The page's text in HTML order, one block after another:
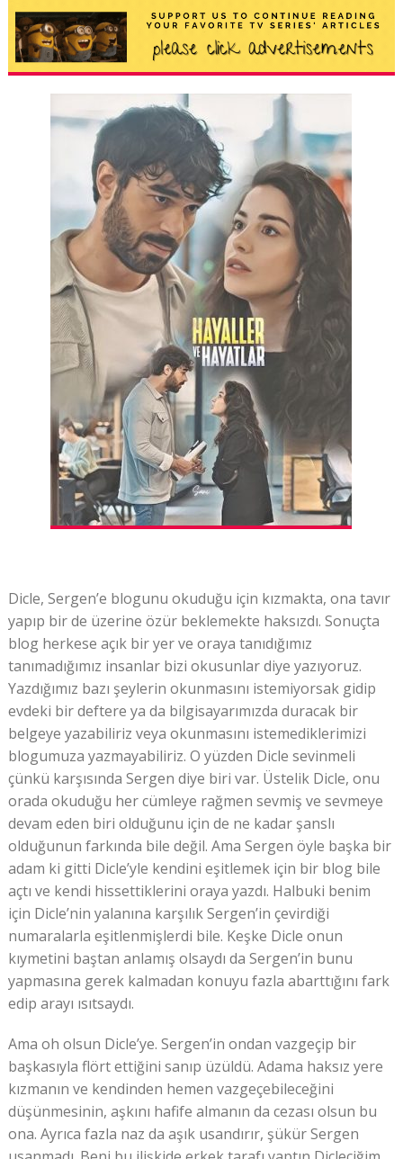
Dicle, Sergen’e blogunu okuduğu için kızmakta, ona tavır
yapıp bir de üzerine özür beklemekte haksızdı. Sonuçta
blog herkese açık bir yer ve oraya tanıdığımız
tanımadığımız insanlar bizi okusunlar diye yazıyoruz.
Yazdığımız bazı şeylerin okunmasını istemiyorsak gidip
evdeki bir deftere ya da bilgisayarımızda duracak bir
belgeye yazabiliriz veya okunmasını istemediklerimizi
blogumuza yazmayabiliriz. O yüzden Dicle sevinmeli
çünkü karşısında Sergen diye biri var. Üstelik Dicle, onu
orada okuduğu her cümleye rağmen sevmiş ve sevmeye
devam eden biri olduğunu için de ne kadar şanslı
olduğunun farkında bile değil. Ama Sergen öyle başka bir
adam ki gitti Dicle’yle kendini eşitlemek için bir blog bile
açtı ve kendi hissettiklerini oraya yazdı. Halbuki benim
için Dicle’nin yalanına karşılık Sergen’in çevirdiği
numaralarla eşitlenmişlerdi bile. Keşke Dicle onun
kıymetini baştan anlamış olsaydı da Sergen’in bunu
yapmasına gerek kalmadan konuyu fazla abarttığını fark
edip arayı ısıtsaydı.
Ama oh olsun Dicle’ye. Sergen’in ondan vazgeçip bir
başkasıyla flört ettiğini sanıp üzüldü. Adama haksız yere
kızmanın ve kendinden hemen vazgeçebileceğini
düşünmesinin, aşkını hafife almanın da cezası olsun bu
ona. Ayrıca fazla naz da aşık usandırır, şükür Sergen